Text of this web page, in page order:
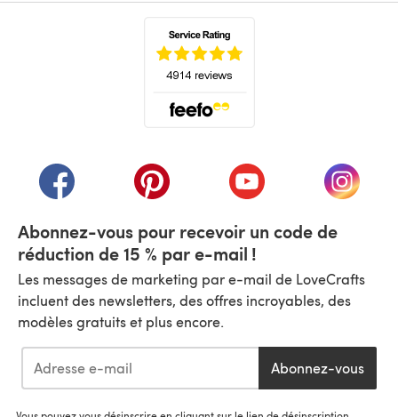
(s'ouvre dans un nouvel onglet)
(s'ouvre dans un nouvel onglet)
(s'ouvre dans un(s'ouvre
Abonnez-vous pour recevoir un code de
réduction de 15 % par e-mail !
Les messages de marketing par e-mail de LoveCrafts
incluent des newsletters, des offres incroyables, des
modèles gratuits et plus encore.
Abonnez-vous